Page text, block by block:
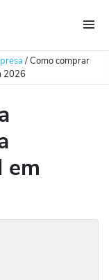
/Como comprar
2026
em